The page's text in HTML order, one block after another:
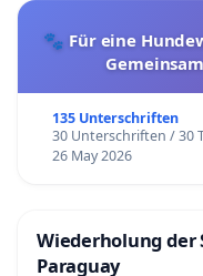
🐾 Für eine
135 Unterschriften
30 Unterschriften / 30
26 May 2026
Wiederholung der
Paraguay